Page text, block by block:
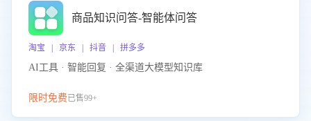
商品知识问答-智能体问答
淘宝 | 京东 | 抖音 | 拼多多
AI工具 · 智能回复 · 全渠道大模型知识库
限时免费已售99+